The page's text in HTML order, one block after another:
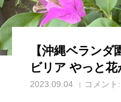
【沖縄ベラン
ビリア やっと
2023.09.04 コメント: